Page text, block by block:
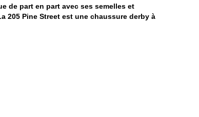
de part en part avec ses semelles et
205 Pine Street est une chaussure derby à